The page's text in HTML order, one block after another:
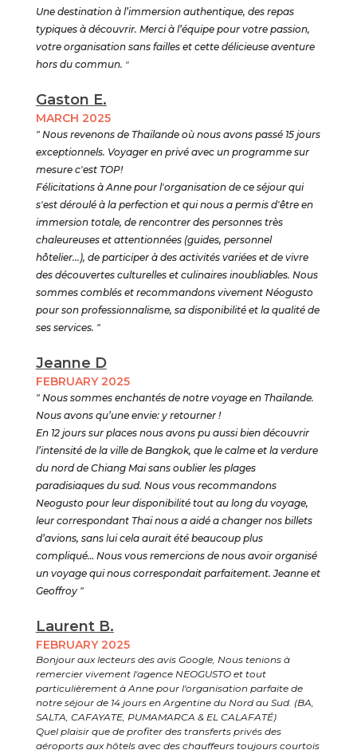
Une destination à l’immersion authentique, des repas
typiques à découvrir. Merci à l’équipe pour votre passion,
votre organisation sans failles et cette délicieuse aventure
hors du commun. "
Gaston E.
MARCH 2025
" Nous revenons de Thaïlande où nous avons passé 15 jours
exceptionnels. Voyager en privé avec un programme sur
mesure c'est TOP!
Félicitations à Anne pour l'organisation de ce séjour qui
s'est déroulé à la perfection et qui nous a permis d'être en
immersion totale, de rencontrer des personnes très
chaleureuses et attentionnées (guides, personnel
hôtelier...), de participer à des activités variées et de vivre
des découvertes culturelles et culinaires inoubliables. Nous
sommes comblés et recommandons vivement Néogusto
pour son professionnalisme, sa disponibilité et la qualité de
ses services. "
Jeanne D
FEBRUARY 2025
" Nous sommes enchantés de notre voyage en Thaïlande.
Nous avons qu’une envie: y retourner !
En 12 jours sur places nous avons pu aussi bien découvrir
l’intensité de la ville de Bangkok, que le calme et la verdure
du nord de Chiang Mai sans oublier les plages
paradisiaques du sud. Nous vous recommandons
Neogusto pour leur disponibilité tout au long du voyage,
leur correspondant Thaï nous a aidé a changer nos billets
d’avions, sans lui cela aurait été beaucoup plus
compliqué… Nous vous remercions de nous avoir organisé
un voyage qui nous correspondait parfaitement. Jeanne et
Geoffroy "
Laurent B.
FEBRUARY 2025
Bonjour aux lecteurs des avis Google, Nous tenions à
remercier vivement l'agence NEOGUSTO et tout
particulièrement à Anne pour l'organisation parfaite de
notre séjour de 14 jours en Argentine du Nord au Sud. (BA,
SALTA, CAFAYATE, PUMAMARCA & EL CALAFATÉ)
Quel plaisir que de profiter des transferts privés des
aéroports aux hôtels avec des chauffeurs toujours courtois